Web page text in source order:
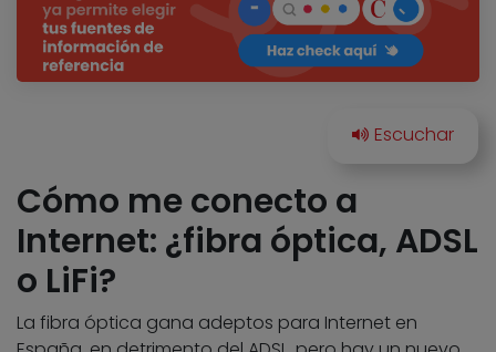
Cómo me conecto a
Internet: ¿fibra óptica, ADSL
o LiFi?
La fibra óptica gana adeptos para Internet en